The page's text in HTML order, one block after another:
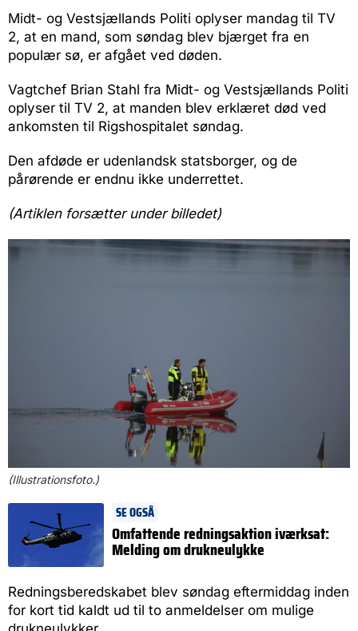
Midt- og Vestsjællands Politi oplyser mandag til TV
2, at en mand, som søndag blev bjærget fra en
populær sø, er afgået ved døden.
Vagtchef Brian Stahl fra Midt- og Vestsjællands Politi
oplyser til TV 2, at manden blev erklæret død ved
ankomsten til Rigshospitalet søndag.
Den afdøde er udenlandsk statsborger, og de
pårørende er endnu ikke underrettet.
(Artiklen forsætter under billedet)
(Illustrationsfoto.)
SE OGSÅ
Omfattende redningsaktion iværksat:
Melding om drukneulykke
Redningsberedskabet blev søndag eftermiddag inden
for kort tid kaldt ud til to anmeldelser om mulige